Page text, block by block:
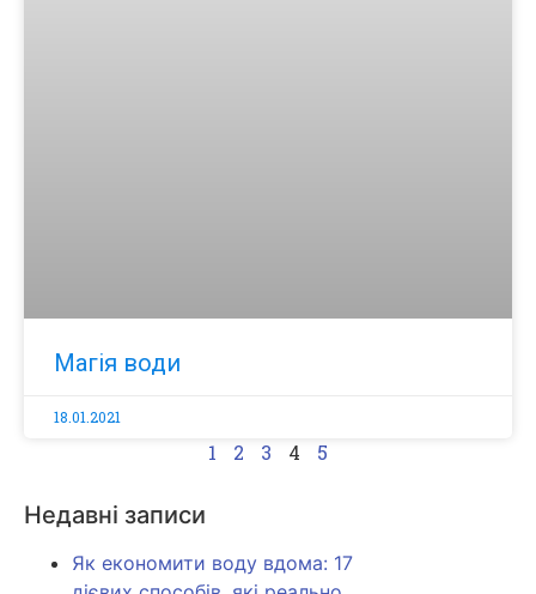
Магія води
18.01.2021
1 2 3 4 5
Недавні записи
Як економити воду вдома: 17